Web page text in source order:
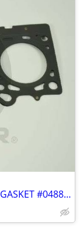
NOS OEM MOPAR MLS CYLINDER HEAD GASKET #04884443AD